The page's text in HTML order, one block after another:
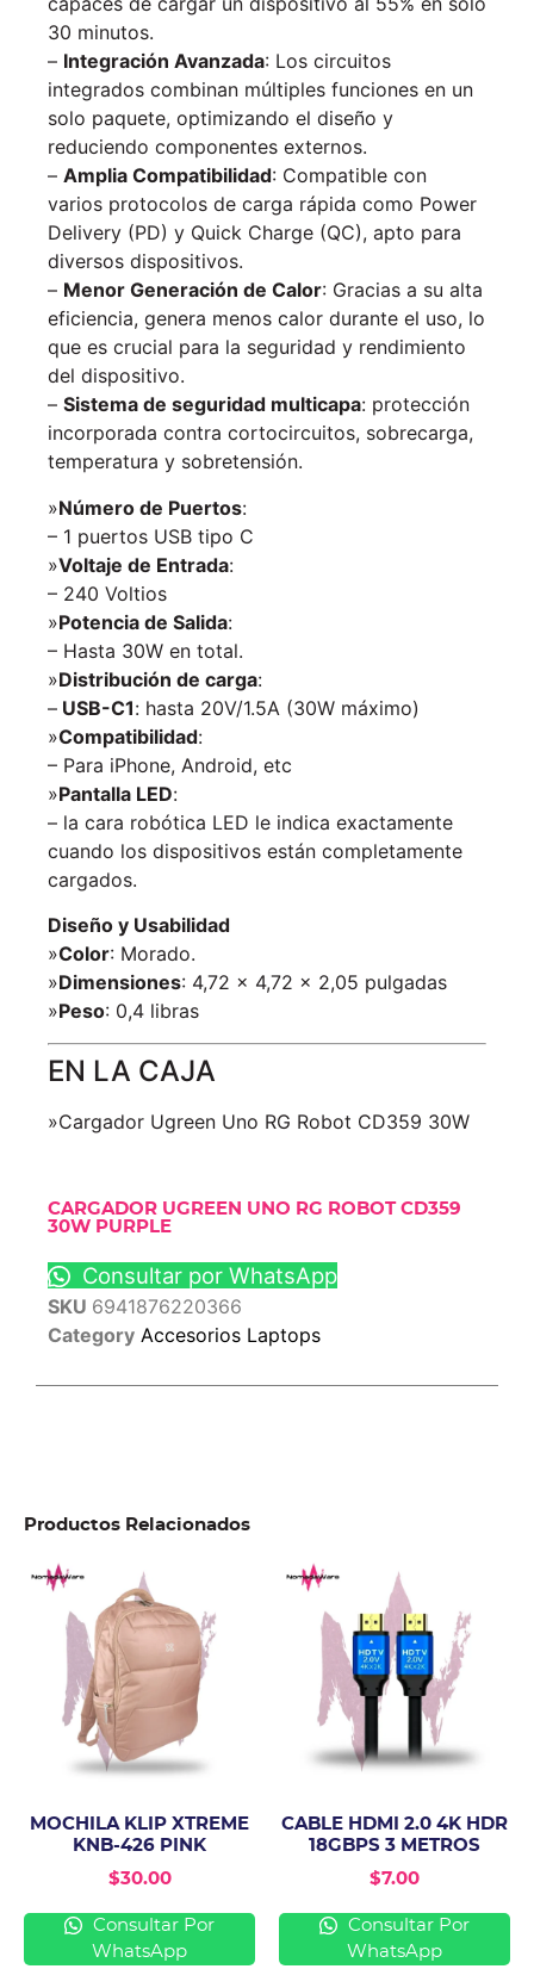
30 minutos.
– Integración Avanzada: Los circuitos
integrados combinan múltiples funciones en un
solo paquete, optimizando el diseño y
reduciendo componentes externos.
– Amplia Compatibilidad: Compatible con
varios protocolos de carga rápida como Power
Delivery (PD) y Quick Charge (QC), apto para
diversos dispositivos.
– Menor Generación de Calor: Gracias a su alta
eficiencia, genera menos calor durante el uso, lo
que es crucial para la seguridad y rendimiento
del dispositivo.
– Sistema de seguridad multicapa: protección
incorporada contra cortocircuitos, sobrecarga,
temperatura y sobretensión.
»Número de Puertos:
– 1 puertos USB tipo C
»Voltaje de Entrada:
– 240 Voltios
»Potencia de Salida:
– Hasta 30W en total.
»Distribución de carga:
– USB-C1: hasta 20V/1.5A (30W máximo)
»Compatibilidad:
– Para iPhone, Android, etc
»Pantalla LED:
– la cara robótica LED le indica exactamente
cuando los dispositivos están completamente
cargados.
Diseño y Usabilidad
»Color: Morado.
»Dimensiones: 4,72 x 4,72 x 2,05 pulgadas
»Peso: 0,4 libras
EN LA CAJA
»Cargador Ugreen Uno RG Robot CD359 30W
CARGADOR UGREEN UNO RG ROBOT CD359
30W PURPLE
Consultar por WhatsApp
SKU 6941876220366
Category Accesorios Laptops
Productos Relacionados
MOCHILA KLIP XTREME
KNB-426 PINK
$30.00
Consultar Por
WhatsApp
CABLE HDMI 2.0 4K HDR
18GBPS 3 METROS
$7.00
Consultar Por
WhatsApp